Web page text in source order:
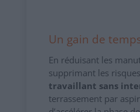
Un gain de
En réduisant les
supprimant les
travaillant sans
terrassement par